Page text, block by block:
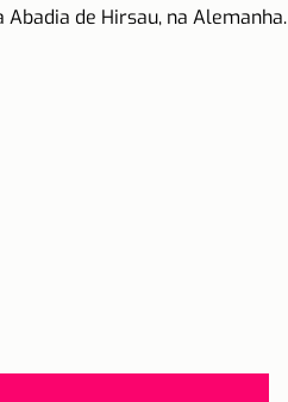
de Hirsau, na Alemanha.